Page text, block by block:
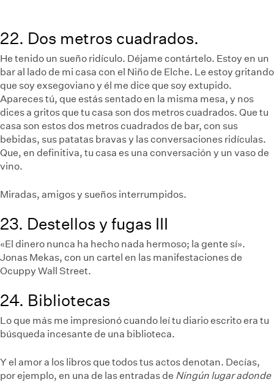
22. Dos metros cuadrados.
He tenido un sueño ridículo. Déjame contártelo. Estoy en un
bar al lado de mi casa con el Niño de Elche. Le estoy gritando
que soy exsegoviano y él me dice que soy extupido.
Apareces tú, que estás sentado en la misma mesa, y nos
dices a gritos que tu casa son dos metros cuadrados. Que tu
casa son estos dos metros cuadrados de bar, con sus
bebidas, sus patatas bravas y las conversaciones ridículas.
Que, en definitiva, tu casa es una conversación y un vaso de
vino.
Miradas, amigos y sueños interrumpidos.
23. Destellos y fugas III
«El dinero nunca ha hecho nada hermoso; la gente sí».
Jonas Mekas, con un cartel en las manifestaciones de
Ocuppy Wall Street.
24. Bibliotecas
Lo que más me impresionó cuando leí tu diario escrito era tu
búsqueda incesante de una biblioteca.
Y el amor a los libros que todos tus actos denotan. Decías,
por ejemplo, en una de las entradas de Ningún lugar adonde